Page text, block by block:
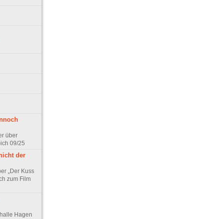
über
09/25
der
„Der Kuss
zum Film
Hagen